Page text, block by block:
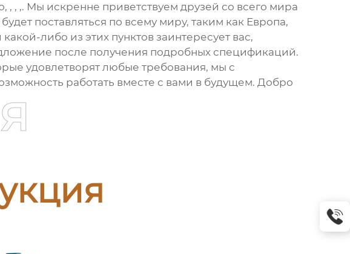
,. Мы искренне приветствуем друзей со всего мира
поставляться по всему миру, таким как Европа,
либо из этих пунктов заинтересует вас,
после получения подробных спецификаций.
удовлетворят любые требования, мы с
работать вместе с вами в будущем. Добро